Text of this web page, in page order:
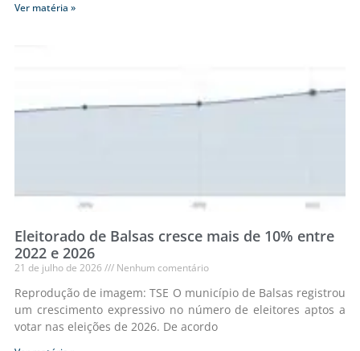
Ver matéria »
Eleitorado de Balsas cresce mais de 10% entre
2022 e 2026
21 de julho de 2026 Nenhum comentário
Reprodução de imagem: TSE O município de Balsas registrou
um crescimento expressivo no número de eleitores aptos a
votar nas eleições de 2026. De acordo